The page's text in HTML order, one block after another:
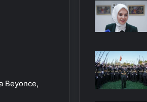
Beyonce,